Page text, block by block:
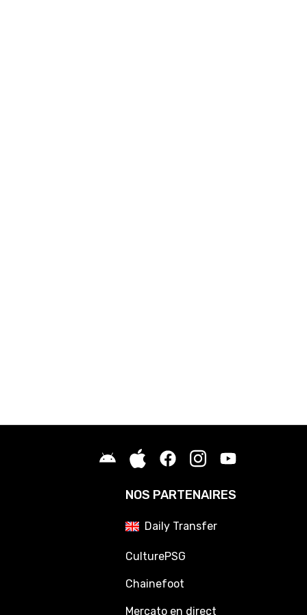
NOS PARTENAIRES
Daily Transfer
CulturePSG
Chainefoot
Mercato en direct